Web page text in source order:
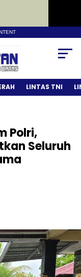
LINTAS TNI
Polri,
Seluruh